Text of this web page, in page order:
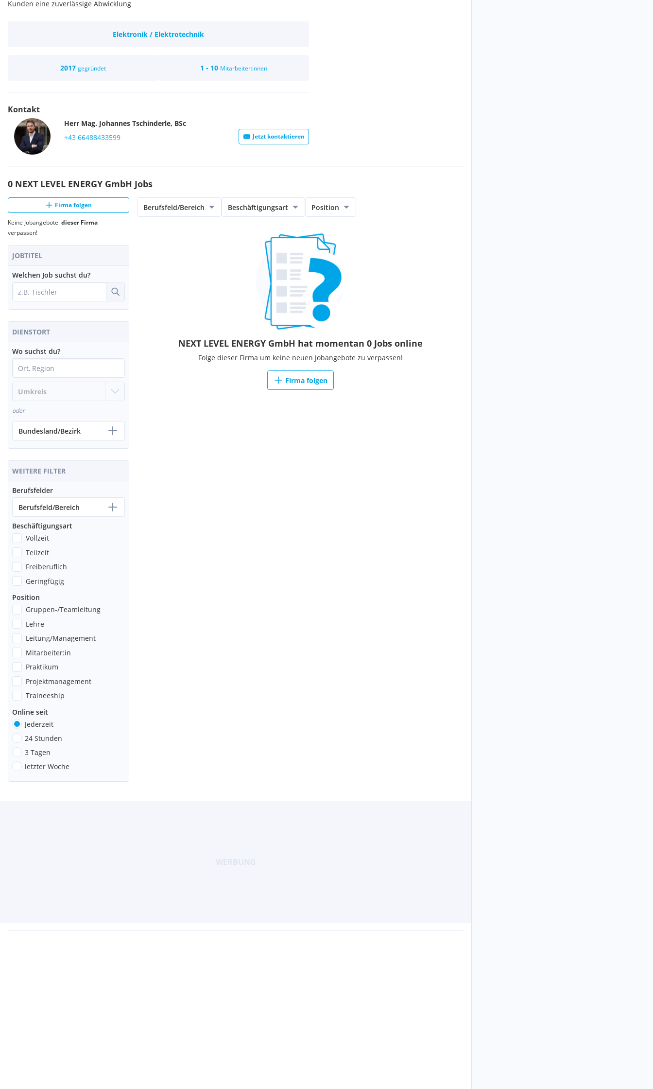
Kunden eine zuverlässige Abwicklung
Elektronik / Elektrotechnik
2017 gegründet 1 - 10 Mitarbeiter:innen
Kontakt
Herr Mag. Johannes Tschinderle, BSc
+43 66488433599
Jetzt kontaktieren
0 NEXT LEVEL ENERGY GmbH Jobs
Firma folgen
Keine Jobangebote dieser Firma
verpassen!
JOBTITEL
Welchen Job suchst du?
DIENSTORT
Wo suchst du?
oder
Bundesland/Bezirk
WEITERE FILTER
Berufsfelder
Berufsfeld/Bereich
Beschäftigungsart
Vollzeit
Teilzeit
Freiberuflich
Geringfügig
Position
Gruppen-/Teamleitung
Lehre
Leitung/Management
Mitarbeiter:in
Praktikum
Projektmanagement
Traineeship
Online seit
Jederzeit
24 Stunden
3 Tagen
letzter Woche
Berufsfeld/Bereich Beschäftigungsart Position
NEXT LEVEL ENERGY GmbH hat momentan 0 Jobs online
Folge dieser Firma um keine neuen Jobangebote zu verpassen!
Firma folgen